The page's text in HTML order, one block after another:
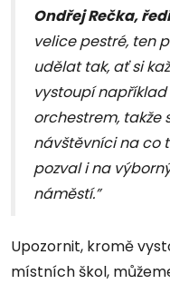
Ondřej Rečka,
velice pestré, ten
udělat tak, ať si
vystoupí například
orchestrem, takže
návštěvníci na co
pozval i na
náměstí.”
Upozornit, kromě
místních škol,